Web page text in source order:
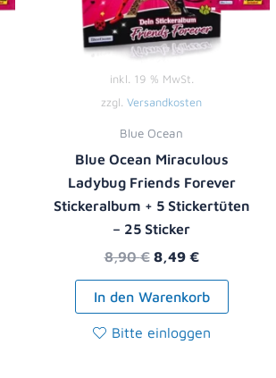
inkl. 19 % MwSt.
zzgl. Versandkosten
Blue Ocean
Blue Ocean Miraculous
Ladybug Friends Forever
Stickeralbum + 5 Stickertüten
– 25 Sticker
8,90€ 8,49 €
In den Warenkorb
Bitte einloggen